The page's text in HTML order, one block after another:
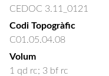
CEDOC 3.11_0121
Codi Topogràfic
C01.05.04.08
Volum
1 qd rc; 3 bf rc